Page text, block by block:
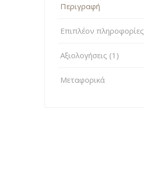
Περιγραφή
Επιπλέον πληροφορίες
Αξιολογήσεις (1)
Μεταφορικά